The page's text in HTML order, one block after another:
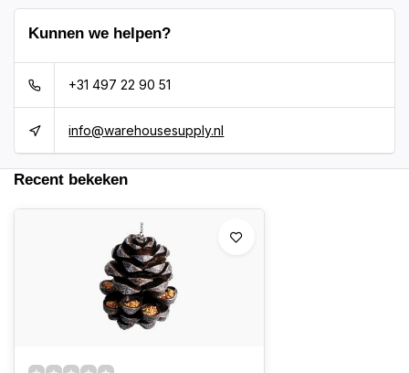
Kunnen we helpen?
+31 497 22 90 51
info@warehousesupply.nl
Recent bekeken